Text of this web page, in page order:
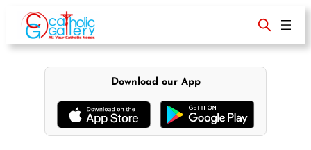
content
Download our App